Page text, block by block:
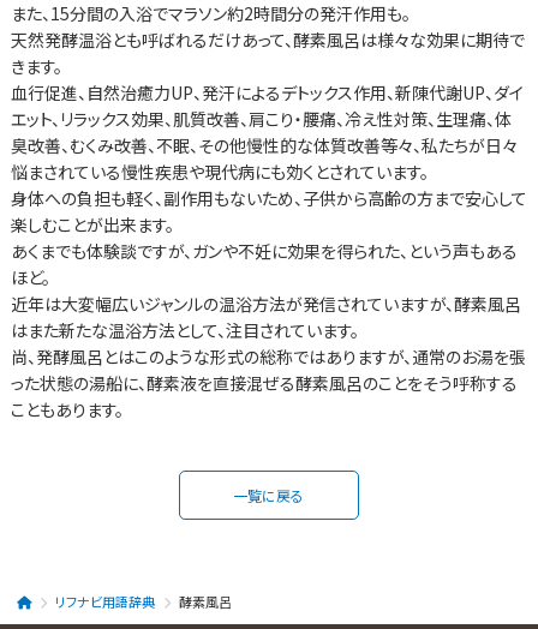
また、15分間の入浴でマラソン約2時間分の発汗作用も。
天然発酵温浴とも呼ばれるだけあって、酵素風呂は様々な効果に期待で
きます。
血行促進、自然治癒力UP、発汗によるデトックス作用、新陳代謝UP、ダイ
エット、リラックス効果、肌質改善、肩こり・腰痛、冷え性対策、生理痛、体
臭改善、むくみ改善、不眠、その他慢性的な体質改善等々、私たちが日々
悩まされている慢性疾患や現代病にも効くとされています。
身体への負担も軽く、副作用もないため、子供から高齢の方まで安心して
楽しむことが出来ます。
あくまでも体験談ですが、ガンや不妊に効果を得られた、という声もある
ほど。
近年は大変幅広いジャンルの温浴方法が発信されていますが、酵素風呂
はまた新たな温浴方法として、注目されています。
尚、発酵風呂とはこのような形式の総称ではありますが、通常のお湯を張
った状態の湯船に、酵素液を直接混ぜる酵素風呂のことをそう呼称する
こともあります。
一覧に戻る
リフナビ用語辞典 酵素風呂